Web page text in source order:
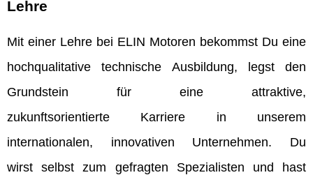
Lehre
Mit einer Lehre bei ELIN Motoren bekommst Du eine
hochqualitative technische Ausbildung, legst den
Grundstein für eine attraktive,
zukunftsorientierte Karriere in unserem
internationalen, innovativen Unternehmen. Du
wirst selbst zum gefragten Spezialisten und hast